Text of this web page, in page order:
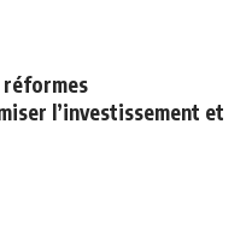
réformes
l’investissement et